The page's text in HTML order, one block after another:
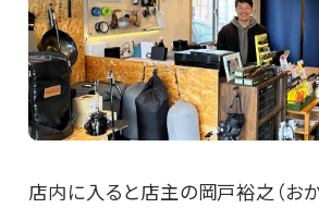
店内に入ると店主の岡戸裕之（お